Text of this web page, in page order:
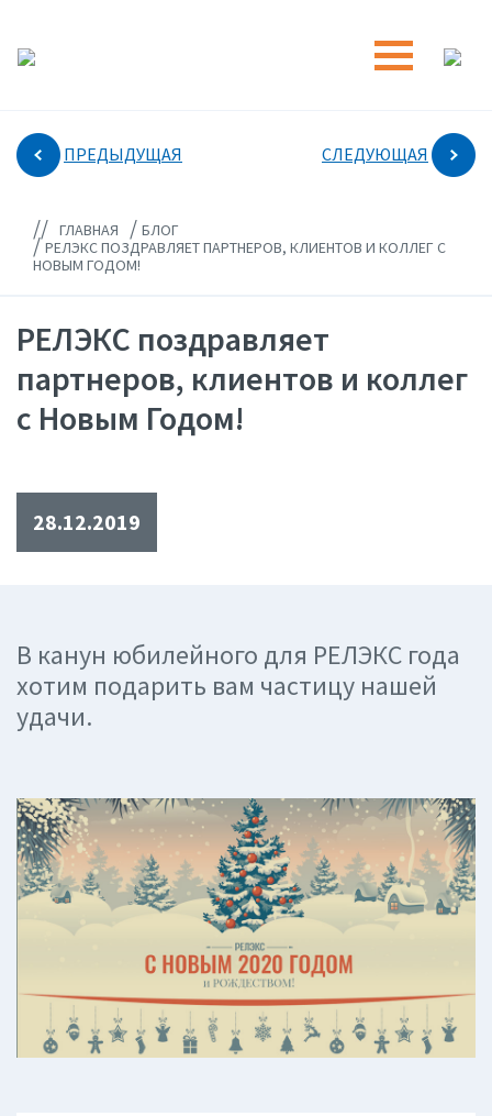
ПРЕДЫДУЩАЯ СЛЕДУЮЩАЯ
// ГЛАВНАЯ / БЛОГ
/РЕЛЭКС ПОЗДРАВЛЯЕТ ПАРТНЕРОВ, КЛИЕНТОВ И КОЛЛЕГ С
НОВЫМ ГОДОМ!
РЕЛЭКС поздравляет
партнеров, клиентов и коллег
с Новым Годом!
28.12.2019
В канун юбилейного для РЕЛЭКС года
хотим подарить вам частицу нашей
удачи.